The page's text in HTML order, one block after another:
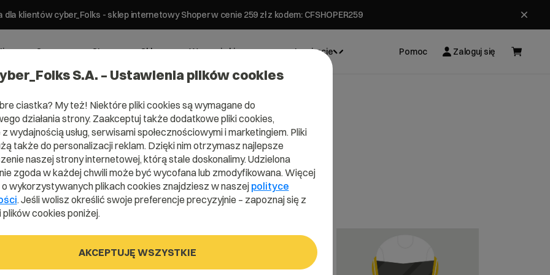
klientów cyber_Folks - sklep internetowy Shoper w cenie 259 zł z kodem: CFSHOPER259
Serwery Strony Sklepy Wsparcie biznesowe Inspiracje Pomoc Zaloguj się
Webmail
Webmail
S.A. – Ustawienia plików cookies
ciastka? My też! Niektóre pliki cookies są wymagane do
działania strony. Zaakceptuj także dodatkowe pliki cookies,
wydajnością usług, serwisami społecznościowymi i marketingiem. Pliki
także do personalizacji reklam. Dzięki nim otrzymasz najlepsze
naszej strony internetowej, którą stale doskonalimy. Udzielona
zgoda w każdej chwili może być wycofana lub zmodyfikowana. Więcej
wykorzystywanych plikach cookies znajdziesz w naszej polityce
. Jeśli wolisz określić swoje preferencje precyzyjnie – zapoznaj się z
cookies poniżej.
AKCEPTUJĘ WSZYSTKIE